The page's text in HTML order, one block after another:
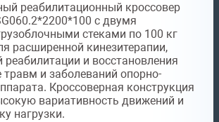
реабилитационный кроссовер
с двумя
стеками по 100 кг
расширенной кинезитерапии,
и восстановления
травм и заболеваний опорно-
Кроссоверная конструкция
вариативность движений и
нагрузки.